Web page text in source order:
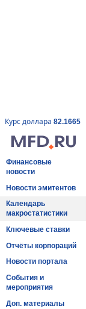
Курс доллара 82.1665
Финансовые
новости
Новости эмитентов
Календарь
макростатистики
Ключевые ставки
Отчёты корпораций
Новости портала
События и
мероприятия
Доп. материалы